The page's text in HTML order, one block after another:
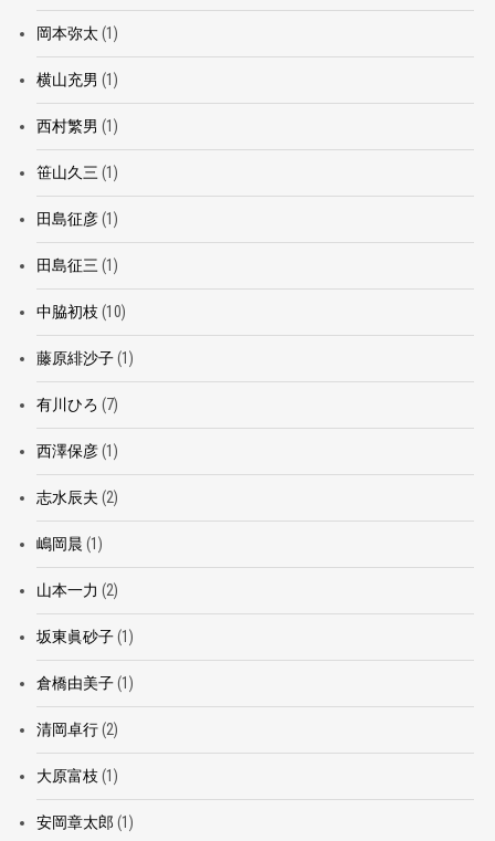
岡本弥太 (1)
横山充男 (1)
西村繁男 (1)
笹山久三 (1)
田島征彦(1)
田島征三 (1)
中脇初枝 (10)
藤原緋沙子(1)
有川ひろ (7)
西澤保彦(1)
志水辰夫 (2)
嶋岡晨 (1)
山本一力 (2)
坂東眞砂子(1)
倉橋由美子(1)
清岡卓行(2)
大原富枝 (1)
安岡章太郎 (1)